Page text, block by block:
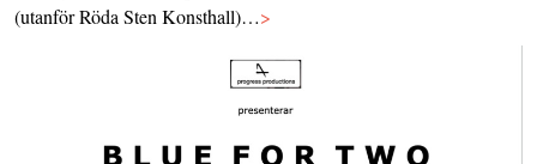
(utanför Röda Sten Konsthall)…>